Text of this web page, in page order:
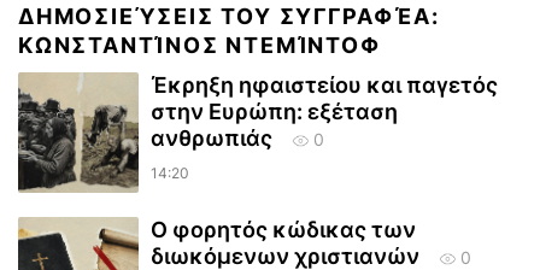
ΔΗΜΟΣΙΕΎΣΕΙΣ ΤΟΥ ΣΥΓΓΡΑΦΈΑ:
ΚΩΝΣΤΑΝΤΊΝΟΣ ΝΤΕΜΊΝΤΟΦ
Έκρηξη ηφαιστείου και παγετός
στην Ευρώπη: εξέταση
ανθρωπιάς
0
14:20
Ο φορητός κώδικας των
διωκόμενων χριστιανών
0